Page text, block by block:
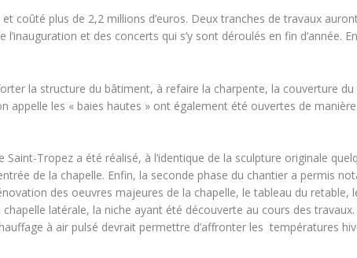
coûté plus de 2,2 millions d’euros. Deux tranches de travaux
et des concerts qui s’y sont déroulés en fin d’année.
la structure du bâtiment, à refaire la charpente, la couverture
appelle les « baies hautes » ont également été ouvertes de
Tropez a été réalisé, à l’identique de la sculpture originale
de la chapelle. Enfin, la seconde phase du chantier a permis
des oeuvres majeures de la chapelle, le tableau du retable,
latérale, la niche ayant été découverte au cours des
à air pulsé devrait permettre d’affronter les températures